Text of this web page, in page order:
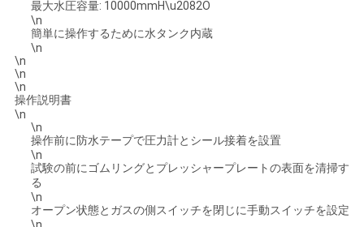
し
な
さ
い
SHOW
最大水圧容量: 10000mmH\u2082O
\n
簡単に操作するために水タンク内蔵
\n
\n
\n
\n
操作説明書
\n
\n
操作前に防水テープで圧力計とシール接着を設置
\n
試験の前にゴムリングとプレッシャープレートの表面を清掃す
る
\n
オープン状態とガスの側スイッチを閉じに手動スイッチを設定